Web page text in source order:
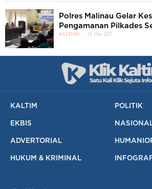
Polres Malinau Gelar
Pengamanan Pilkades
KALTARA 01 Mei 2017
KALTIM POLITIK
EKBIS
ADVERTORIAL
HUKUM & KRIMINAL